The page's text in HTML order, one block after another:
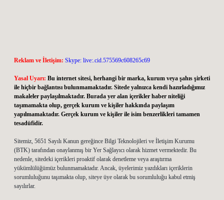
Reklam ve İletişim: Skype: live:.cid.575569c608265c69
Yasal Uyarı: Bu internet sitesi, herhangi bir marka, kurum veya şahıs şirketi
ile hiçbir bağlantısı bulunmamaktadır. Sitede yalnızca kendi hazırladığımız
makaleler paylaşılmaktadır. Burada yer alan içerikler haber niteliği
taşımamakta olup, gerçek kurum ve kişiler hakkında paylaşım
yapılmamaktadır. Gerçek kurum ve kişiler ile isim benzerlikleri tamamen
tesadüfidir.
Sitemiz, 5651 Sayılı Kanun gereğince Bilgi Teknolojileri ve İletişim Kurumu
(BTK) tarafından onaylanmış bir Yer Sağlayıcı olarak hizmet vermektedir. Bu
nedenle, sitedeki içerikleri proaktif olarak denetleme veya araştırma
yükümlülüğümüz bulunmamaktadır. Ancak, üyelerimiz yazdıkları içeriklerin
sorumluluğunu taşımakta olup, siteye üye olarak bu sorumluluğu kabul etmiş
sayılırlar.